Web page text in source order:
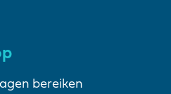
bereiken